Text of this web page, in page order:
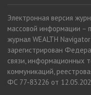
Электронная версия
массовой информации –
журнал WEALTH
зарегистрирован
связи, информационных
коммуникаций,
ФС 77-83226 от